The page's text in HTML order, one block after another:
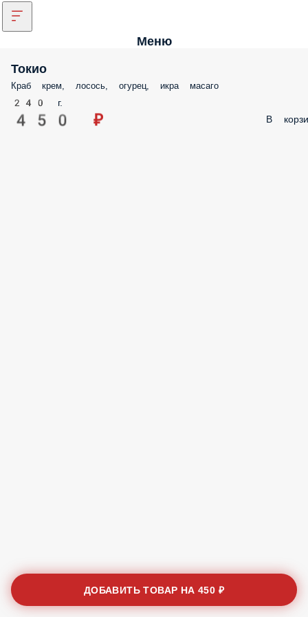
Меню
Токио
Краб крем, лосось, огурец, икра масаго
240 г.
450 ₽ В
ДОБАВИТЬ ТОВАР НА450 ₽